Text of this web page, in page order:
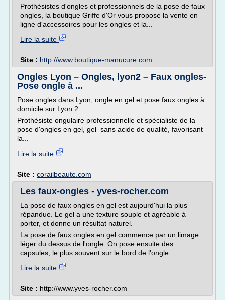
Prothésistes d'ongles et professionnels de la pose de faux
ongles, la boutique Griffe d'Or vous propose la vente en
ligne d'accessoires pour les ongles et la...
Lire la suite
Site : http://www.boutique-manucure.com
Ongles Lyon – Ongles, lyon2 – Faux ongles-
Pose ongle à ...
Pose ongles dans Lyon, ongle en gel et pose faux ongles à
domicile sur Lyon 2
Prothésiste ongulaire professionnelle et spécialiste de la
pose d'ongles en gel, gel sans acide de qualité, favorisant
la...
Lire la suite
Site : corailbeaute.com
Les faux-ongles - yves-rocher.com
La pose de faux ongles en gel est aujourd'hui la plus
répandue. Le gel a une texture souple et agréable à
porter, et donne un résultat naturel.
La pose de faux ongles en gel commence par un limage
léger du dessus de l'ongle. On pose ensuite des
capsules, le plus souvent sur le bord de l'ongle....
Lire la suite
Site : http://www.yves-rocher.com